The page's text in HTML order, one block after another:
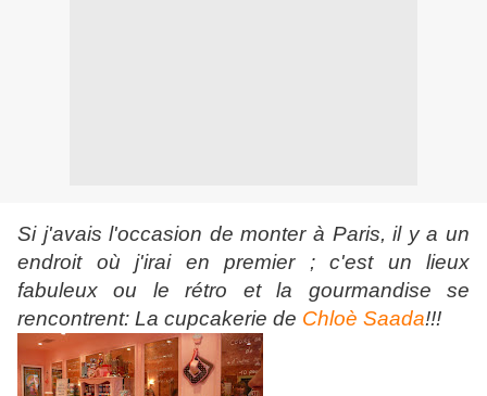
Si j'avais l'occasion de monter à Paris, il y a un
endroit où j'irai en premier ; c'est un lieux
fabuleux ou le rétro et la gourmandise se
rencontrent: La cupcakerie de Chloè Saada!!!